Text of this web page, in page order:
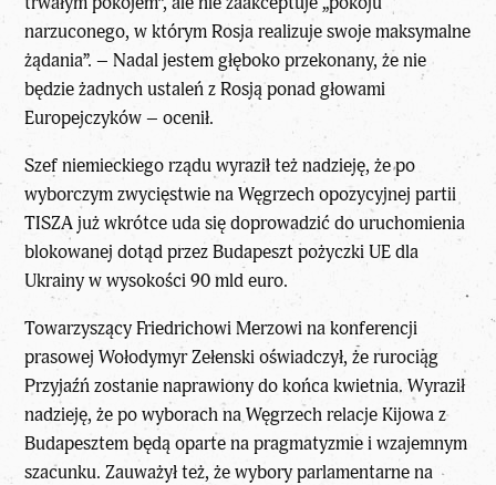
narzuconego, w którymRosjarealizuje swoje maksymalne
żądania”. – Nadal jestem głęboko przekonany, że nie
będzie żadnych ustaleń z Rosją ponad głowami
Europejczyków – ocenił.
Szef niemieckiego rządu wyraził też nadzieję, że po
wyborczym zwycięstwie na Węgrzech opozycyjnej partii
TISZA już wkrótce uda się doprowadzić do uruchomienia
blokowanej dotąd przez Budapeszt pożyczki UE dla
Ukrainy w wysokości 90 mld euro.
Towarzyszący Friedrichowi Merzowi na konferencji
prasowej Wołodymyr Zełenski oświadczył, że rurociąg
Przyjaźń zostanie naprawiony do końca kwietnia. Wyraził
nadzieję, że po wyborach na Węgrzech relacje Kijowa z
Budapesztem będą oparte na pragmatyzmie i wzajemnym
szacunku. Zauważył też, że wybory parlamentarne na